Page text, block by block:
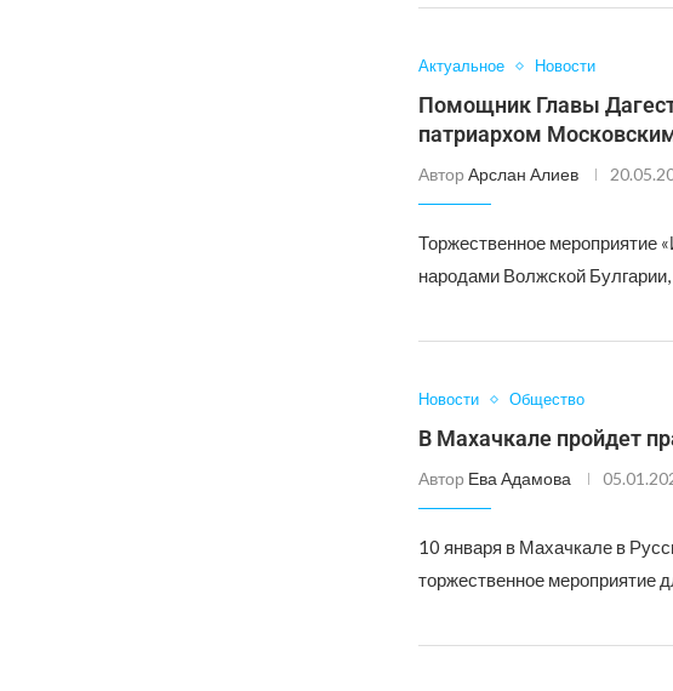
Актуальное Новости
Помощник Главы
патриархом
Автор Арслан Алиев
Торжественное мероприятие
народами Волжской
Новости Общество
В Махачкале пройдет
Автор Ева Адамова
10 января в Махачкале в
торжественное мероприятие